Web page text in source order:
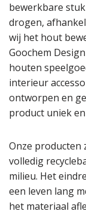
bewerkbare
drogen,
wij het hout
Goochem
houten
interieur
ontworpen en
product uniek
Onze producten
volledig
milieu. Het
een leven lang
het materiaal